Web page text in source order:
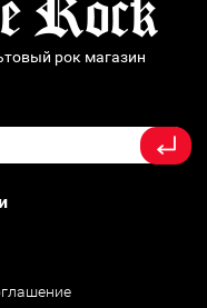
рок магазин